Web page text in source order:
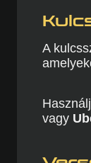
A
vagy